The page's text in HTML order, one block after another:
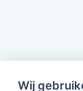
Wij